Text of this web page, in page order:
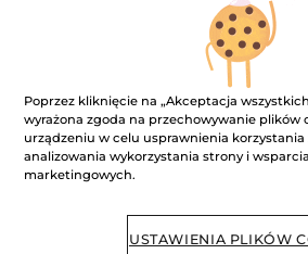
Olejek na noc
★★★★★
★★★★★
Brak
ocen
DODAJ
Poprzez kliknięcie na „Akceptacja
wyrażona zgoda na przechowywanie plików
urządzeniu w celu usprawnienia
analizowania wykorzystania strony i
marketingowych.
USTAWIENIA PLIKÓW